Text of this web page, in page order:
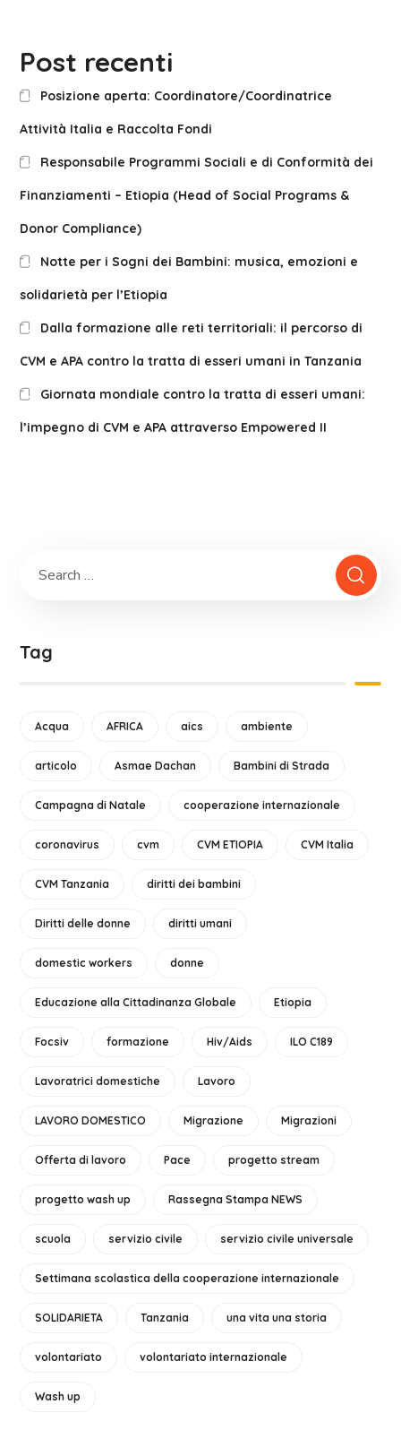
Post recenti
Posizione aperta: Coordinatore/Coordinatrice
Attività Italia e Raccolta Fondi
Responsabile Programmi Sociali e di Conformità dei
Finanziamenti – Etiopia (Head of Social Programs &
Donor Compliance)
Notte per i Sogni dei Bambini: musica, emozioni e
solidarietà per l’Etiopia
Dalla formazione alle reti territoriali: il percorso di
CVM e APA contro la tratta di esseri umani in Tanzania
Giornata mondiale contro la tratta di esseri umani:
l’impegno di CVM e APA attraverso Empowered II
Tag
Acqua AFRICA aics ambiente
articolo Asmae Dachan Bambini di Strada
Campagna di Natale cooperazione internazionale
coronavirus cvm CVM ETIOPIA CVM Italia
CVM Tanzania diritti dei bambini
Diritti delle donne diritti umani
domestic workers donne
Educazione alla Cittadinanza Globale Etiopia
Focsiv formazione Hiv/Aids ILO C189
Lavoratrici domestiche Lavoro
LAVORO DOMESTICO Migrazione Migrazioni
Offerta di lavoro Pace progetto stream
progetto wash up Rassegna Stampa NEWS
scuola servizio civile servizio civile universale
Settimana scolastica della cooperazione internazionale
SOLIDARIETA Tanzania una vita una storia
volontariato volontariato internazionale
Wash up